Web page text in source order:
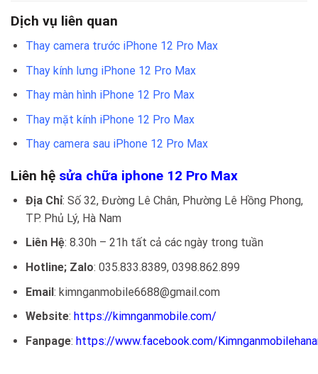
Dịch vụ liên quan
Thay camera trước iPhone 12 Pro Max
Thay kính lưng iPhone 12 Pro Max
Thay màn hình iPhone 12 Pro Max
Thay mặt kính iPhone 12 Pro Max
Thay camera sau iPhone 12 Pro Max
Liên hệ sửa chữa iphone 12 Pro Max
Địa Chỉ: Số 32, Đường Lê Chân, Phường Lê Hồng Phong,
TP. Phủ Lý, Hà Nam
Liên Hệ: 8.30h – 21h tất cả các ngày trong tuần
Hotline; Zalo: 035.833.8389, 0398.862.899
Email: kimnganmobile6688@gmail.com
Website: https://kimnganmobile.com/
Fanpage: https://www.facebook.com/